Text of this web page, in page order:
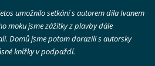
umožnilo setkání s autorem díla Ivanem
moku jsme zážitky z plavby dále
Domů jsme potom dorazili s autorsky
knížky v podpaždí.